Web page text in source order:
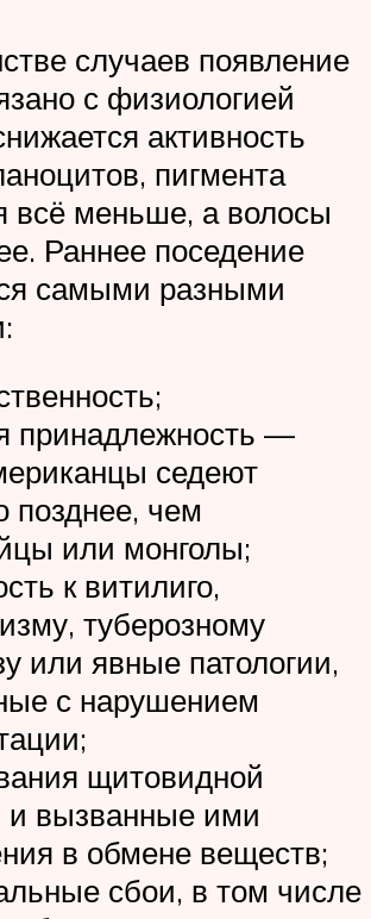
случаев появление
с физиологией
активность
пигмента
всё меньше, а волосы
Раннее поседение
самыми разными
принадлежность —
седеют
позднее, чем
или монголы;
к витилиго,
туберозному
или явные патологии,
с нарушением
щитовидной
и вызванные ими
в обмене веществ;
сбои, в том числе